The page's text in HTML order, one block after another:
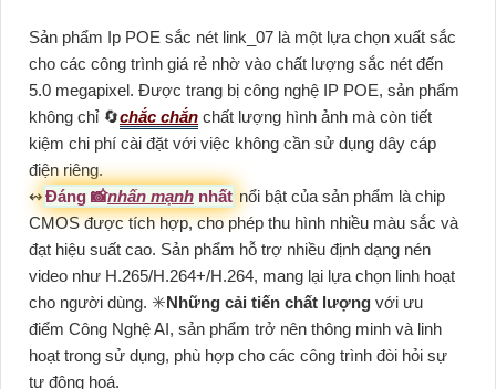
Sản phẩm Ip POE sắc nét link_07 là một lựa chọn xuất sắc
cho các công trình giá rẻ nhờ vào chất lượng sắc nét đến
5.0 megapixel. Được trang bị công nghệ IP POE, sản phẩm
không chỉ 🔄chắc chắn chất lượng hình ảnh mà còn tiết
kiệm chi phí cài đặt với việc không cần sử dụng dây cáp
điện riêng.
↭Đáng 📸nhấn mạnh nhất nổi bật của sản phẩm là chip
CMOS được tích hợp, cho phép thu hình nhiều màu sắc và
đạt hiệu suất cao. Sản phẩm hỗ trợ nhiều định dạng nén
video như H.265/H.264+/H.264, mang lại lựa chọn linh hoạt
cho người dùng. ✳️Những cải tiến chất lượng với ưu
điểm Công Nghệ AI, sản phẩm trở nên thông minh và linh
hoạt trong sử dụng, phù hợp cho các công trình đòi hỏi sự
tự động hoá.